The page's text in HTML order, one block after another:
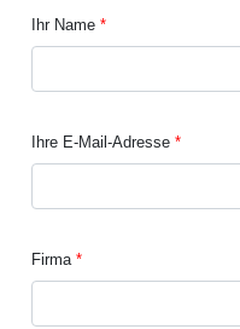
Ihr Name
Ihre E-Mail-Adresse
Firma